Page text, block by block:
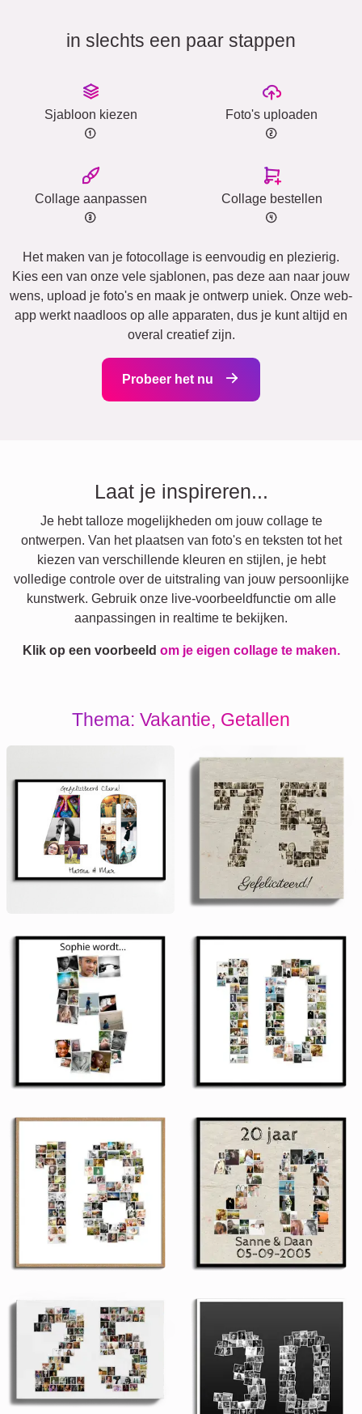
in slechts een paar stappen
Sjabloon kiezen Foto's uploaden
Collage aanpassen Collage bestellen
Het maken van je fotocollage is eenvoudig en plezierig.
Kies een van onze vele sjablonen, pas deze aan naar jouw
wens, upload je foto's en maak je ontwerp uniek. Onze web-
app werkt naadloos op alle apparaten, dus je kunt altijd en
overal creatief zijn.
Probeer het nu
Laat je inspireren...
Je hebt talloze mogelijkheden om jouw collage te
ontwerpen. Van het plaatsen van foto's en teksten tot het
kiezen van verschillende kleuren en stijlen, je hebt
volledige controle over de uitstraling van jouw persoonlijke
kunstwerk. Gebruik onze live-voorbeeldfunctie om alle
aanpassingen in realtime te bekijken.
Klik op een voorbeeld om je eigen collage te maken.
Thema: Vakantie, Getallen